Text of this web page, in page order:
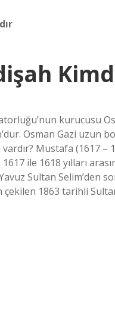
kurucusu
Osman Gazi uzun
Mustafa (1617
ile 1618 yılları
Sultan Selim’den
1863 tarihli